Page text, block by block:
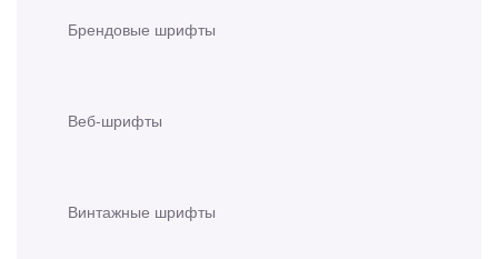
Брендовые шрифты
Веб-шрифты
Винтажные шрифты